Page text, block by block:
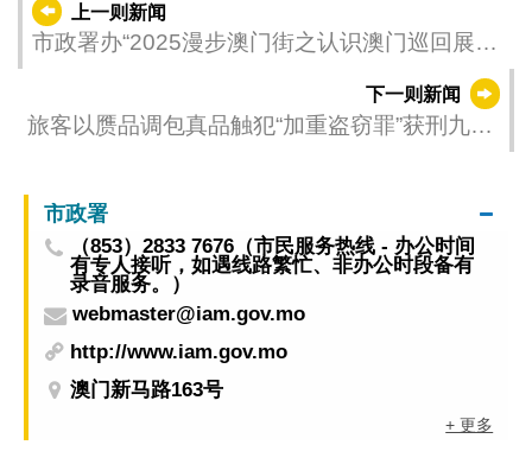
上一则新闻
市政署办“2025漫步澳门街之认识澳门巡回展览”
下一则新闻
旅客以赝品调包真品触犯“加重盗窃罪”获刑九个
市政署
（853）2833 7676（市民服务热线 - 办公时间
有专人接听，如遇线路繁忙、非办公时段备有
录音服务。）
webmaster@iam.gov.mo
http://www.iam.gov.mo
澳门新马路163号
+ 更多